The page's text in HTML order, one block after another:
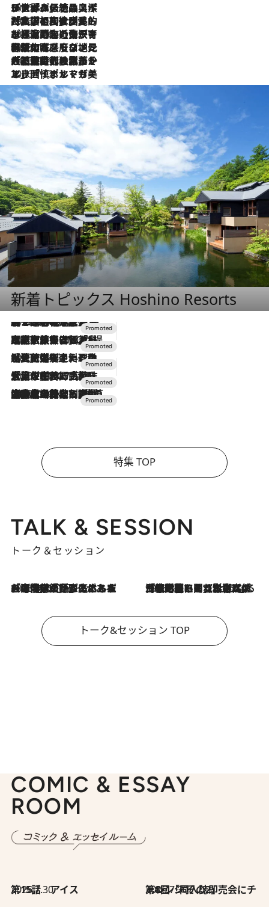
2026.8.8
リスボンの絶品スイーツ「パステル・デ・ナタ」とは？ポルトガル伝統の奥深い世界へ
2026.7.27
「私の祖国はポルトガル語です」国民的詩人フェルナンド・ペソアと、彼が愛した文学の街を歩く
2026.7.26
ポルトガル近海が育む極上の海の幸。キリリと冷えた白ワインと愉しむ、シーフード専門店の贅沢
2026.7.22
伝統の味をモダンに昇華。高感度な地元客が集う、リスボンの最旬ガストロノミー
2026.7.21
大航海時代の栄華から、震災、独裁、そして革命へ。ポルトガル・首都リスボンの石畳に刻まれた「歴史の光と影」
2026.7.13
エッセイ・ヤマザキマリ「慎ましくも美しき国 ポルトガル」
新着トピックス Hoshino Resorts
2026.8.7
【トンボの足水浴】ヒノキの香りに包まれて涼感マックス！約13℃の湧水かけ流しを避暑地「星野温泉 トンボの湯」で体験
2026.7.31
【ホテル帰省】という選択肢をOMOが提案。家族とほどよい距離を保つには「昼は実家、夜は気兼ねなくホテルで！」
2026.7.24
【夏限定ディナーコース】旬を迎える稚鮎や花ズッキーニなどをイタリア・トスカーナの郷土料理の手法で満喫！
2026.7.17
「土佐和ハーブかき氷」がOMO7高知に登場！生姜、山椒、大葉など目にも舌にも涼を呼ぶ郷土の味
2026.7.10
NEW OPEN！【界 草津】名湯の地に誕生。趣の異なる2種の温泉と上州ならではの会席・蕎麦割烹など美食を味わう究極の癒やし旅
特集 TOP
TALK & SESSION
トーク＆セッション
2026.8.3
「今後値上げがあるとすれば…」「リスクがあるのは今年の冬」エネルギー専門家が語る、ホルムズ海峡封鎖が家庭にもたらす“ある心配” 2026.8.3
「住宅建てられない…」「サーチャージ料の高値が続いている」ホルムズ海峡封鎖による影響はいつまで続く？《エネルギー専門家に聞く“どうなる日本の暮らし”》
トーク&セッション TOP
COMIC & ESSAY
ROOM
2026.7.30
第15話 アイス 2026.7.30
第8回「同人誌即売会にチャレンジ その2」